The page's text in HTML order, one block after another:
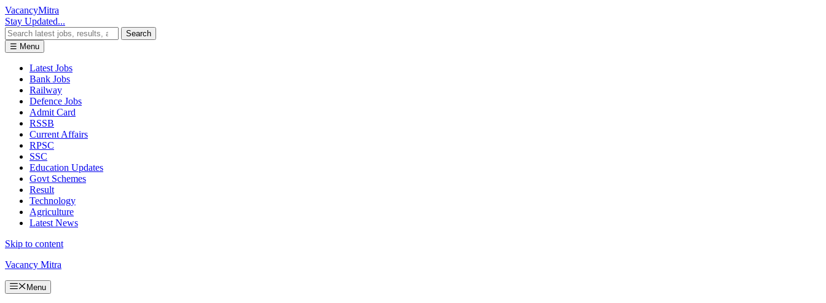
VacancyMitra
Stay Updated...
Search
☰ Menu
Latest Jobs
Bank Jobs
Railway
Defence Jobs
Admit Card
RSSB
Current Affairs
RPSC
SSC
Education Updates
Govt Schemes
Result
Technology
Agriculture
Latest News
Skip to content
Vacancy Mitra
Menu